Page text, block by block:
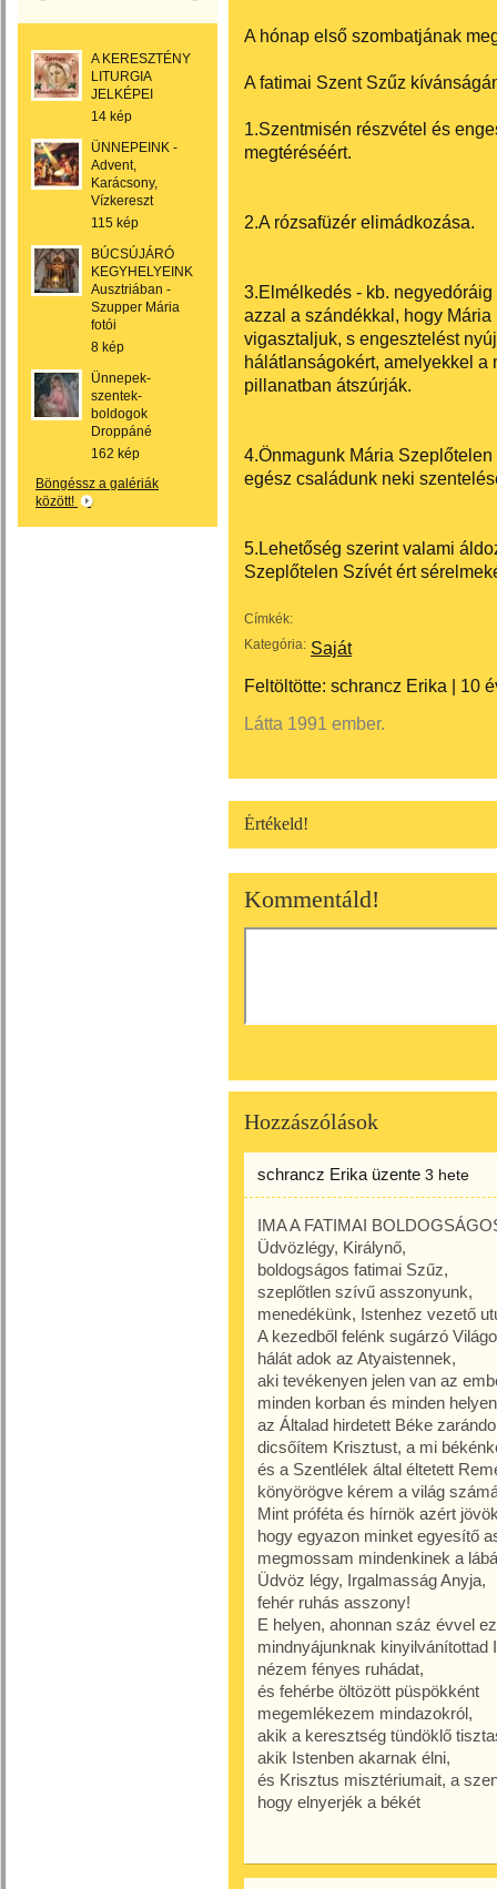
A KERESZTÉNY
LITURGIA
JELKÉPEI
14 kép
ÜNNEPEINK -
Advent,
Karácsony,
Vízkereszt
115 kép
BÚCSÚJÁRÓ
KEGYHELYEINK
Ausztriában -
Szupper Mária
fotói
8 kép
Ünnepek-
szentek-
boldogok
Droppáné
162 kép
Böngéssz a galériák
között!
A hónap első szombatjának
A fatimai Szent Szűz
1.Szentmisén részvétel és
megtéréséért.
2.A rózsafüzér elimádkozása.
3.Elmélkedés - kb.
azzal a szándékkal, hogy
vigasztaljuk, s engesztelést
hálátlanságokért, amelyekkel a
pillanatban átszúrják.
4.Önmagunk Mária
egész családunk neki
5.Lehetőség szerint valami
Szeplőtelen Szívét ért
Címkék:
Kategória: Saját
Feltöltötte: schrancz Erika | 10
Látta 1991 ember.
Értékeld!
Kommentáld!
Hozzászólások
schrancz Erika üzente 3 hete
IMA A FATIMAI
Üdvözlégy, Királynő,
boldogságos fatimai Szűz,
szeplőtlen szívű asszonyunk,
menedékünk, Istenhez vezető
A kezedből felénk sugárzó
hálát adok az Atyaistennek,
aki tevékenyen jelen van az
minden korban és minden
az Általad hirdetett Béke
dicsőítem Krisztust, a mi
és a Szentlélek által éltetett
könyörögve kérem a világ
Mint próféta és hírnök azért
hogy egyazon minket egyesítő
megmossam mindenkinek a
Üdvöz légy, Irgalmasság Anyja,
fehér ruhás asszony!
E helyen, ahonnan száz évvel
mindnyájunknak kinyilvánítottad
nézem fényes ruhádat,
és fehérbe öltözött püspökként
megemlékezem mindazokról,
akik a keresztség tündöklő
akik Istenben akarnak élni,
és Krisztus misztériumait, a
hogy elnyerjék a békét